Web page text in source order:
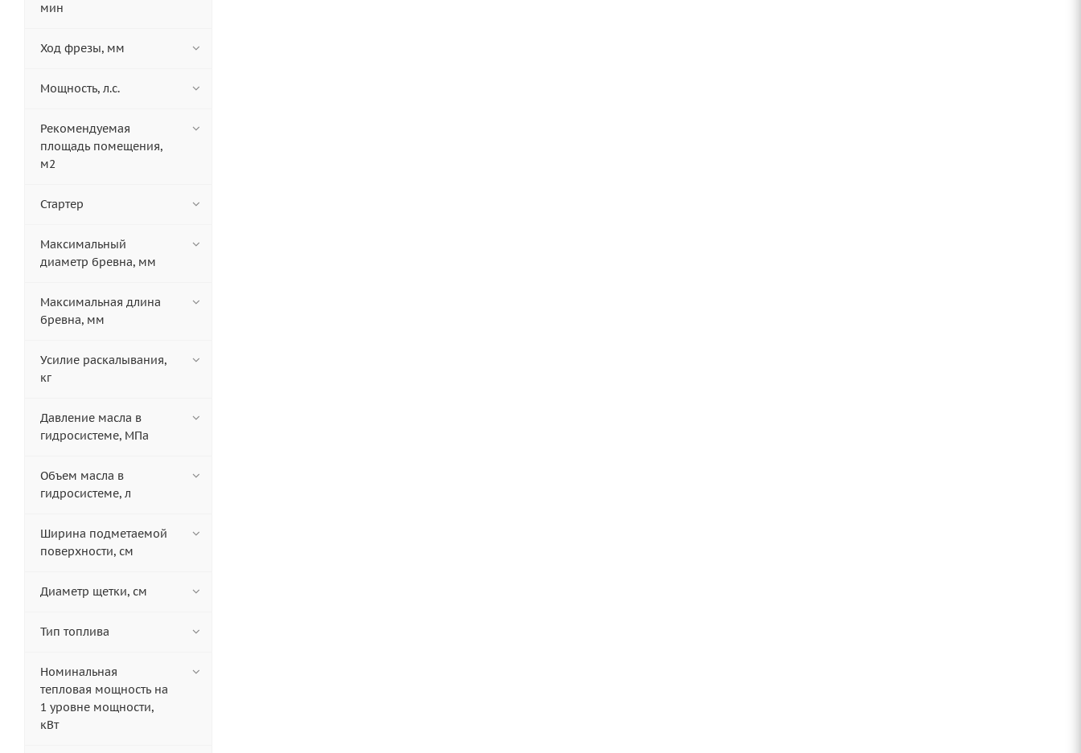
мин
Ход фрезы, мм
Мощность, л.с.
Рекомендуемая
площадь помещения,
м2
Стартер
Максимальный
диаметр бревна, мм
Максимальная длина
бревна, мм
Усилие раскалывания,
кг
Давление масла в
гидросистеме, МПа
Объем масла в
гидросистеме, л
Ширина подметаемой
поверхности, см
Диаметр щетки, см
Тип топлива
Номинальная
тепловая мощность на
1 уровне мощности,
кВт